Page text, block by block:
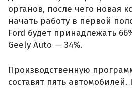
органов, после чего новая
начать работу в первой
Ford будет принадлежать
Geely Auto — 34%.
Производственную
составят пять